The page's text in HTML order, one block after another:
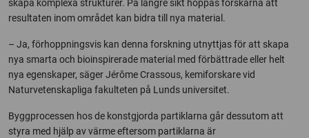
skapa komplexa strukturer. På längre sikt hoppas forskarna att
resultaten inom området kan bidra till nya material.
– Ja, förhoppningsvis kan denna forskning utnyttjas för att skapa
nya smarta och bioinspirerade material med förbättrade eller helt
nya egenskaper, säger Jérôme Crassous, kemiforskare vid
Naturvetenskapliga fakulteten på Lunds universitet.
Byggprocessen hos de konstgjorda partiklarna går dessutom att
styra med hjälp av värme eftersom partiklarna är